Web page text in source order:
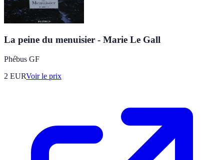
La peine du menuisier - Marie Le Gall
Phébus GF
2 EURVoir le prix